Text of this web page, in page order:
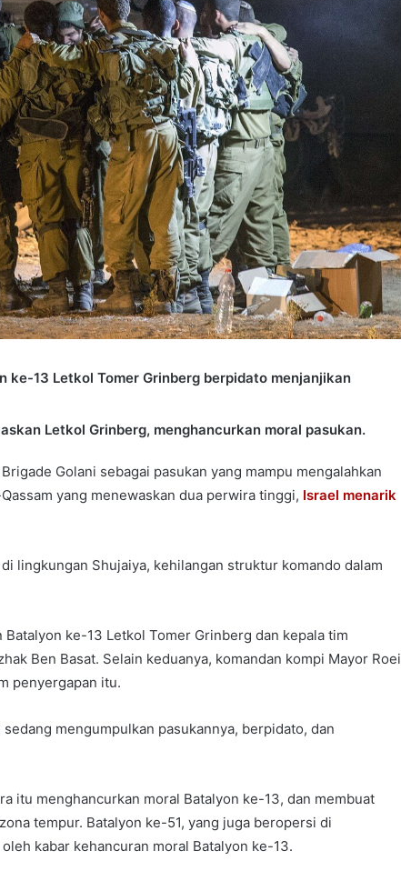
ke-13 Letkol Tomer Grinberg berpidato menjanjikan
Letkol Grinberg, menghancurkan moral pasukan.
Golani sebagai pasukan yang mampu mengalahkan
yang menewaskan dua perwira tinggi, Israel menarik
lingkungan Shujaiya, kehilangan struktur komando dalam
ke-13 Letkol Tomer Grinberg dan kepala tim
Ben Basat. Selain keduanya, komandan kompi Mayor Roei
penyergapan itu.
mengumpulkan pasukannya, berpidato, dan
itu menghancurkan moral Batalyon ke-13, dan membuat
tempur. Batalyon ke-51, yang juga beropersi di
kabar kehancuran moral Batalyon ke-13.